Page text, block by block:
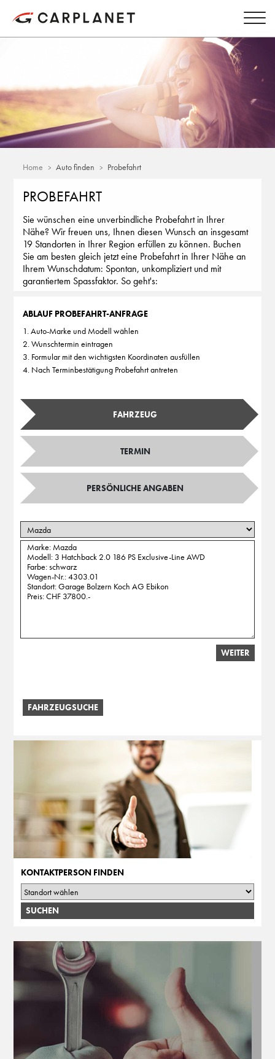
Home Auto finden Probefahrt
PROBEFAHRT
Sie wünschen eine unverbindliche Probefahrt in Ihrer
Nähe? Wir freuen uns, Ihnen diesen Wunsch an insgesamt
19 Standorten in Ihrer Region erfüllen zu können. Buchen
Sie am besten gleich jetzt eine Probefahrt in Ihrer Nähe an
Ihrem Wunschdatum: Spontan, unkompliziert und mit
garantiertem Spassfaktor. So geht's:
ABLAUF PROBEFAHRT-ANFRAGE
1. Auto-Marke und Modell wählen
2. Wunschtermin eintragen
3. Formular mit den wichtigsten Koordinaten ausfüllen
4. Nach Terminbestätigung Probefahrt antreten
FAHRZEUG
TERMIN
PERSÖNLICHE ANGABEN
WEITER
FAHRZEUGSUCHE
KONTAKTPERSON FINDEN